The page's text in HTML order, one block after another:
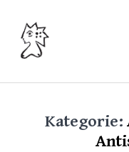
Kategorie: